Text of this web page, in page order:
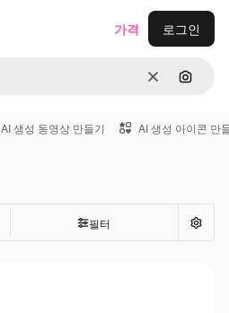
지우기이미지
가격 로그인
AI 생성 동영상 만들기 AI 생성 아이콘 만
필터